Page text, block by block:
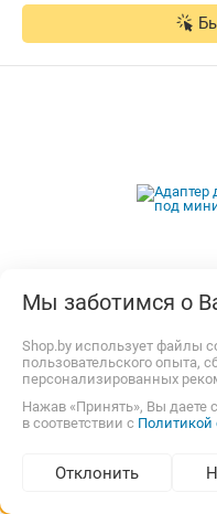
Адаптер для
25,00 р. Самовывоз
1 990,00р.
Контакты
Мы заботимся о
Shop.by использует файлы
пользовательского опыта,
персонализированных
Нажав «Принять», Вы даете
в соответствии с Политикой
Отклонить